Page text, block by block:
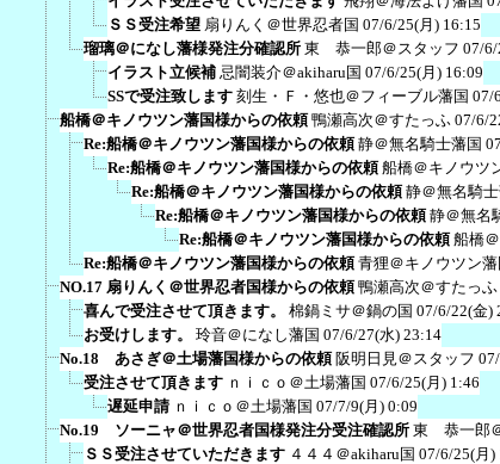
ＳＳ受注希望 扇りんく＠世界忍者国 07/6/25(月) 16:15
瑠璃＠になし藩様発注分確認所 東 恭一郎＠スタッフ 07/6/
イラスト立候補 忌闇装介＠akiharu国 07/6/25(月) 16:09
SSで受注致します 刻生・Ｆ・悠也＠フィーブル藩国 07/
船橋＠キノウツン藩国様からの依頼 鴨瀬高次＠すたっふ 07/6/
Re:船橋＠キノウツン藩国様からの依頼 静＠無名騎士藩国
Re:船橋＠キノウツン藩国様からの依頼 船橋＠キノウツ
Re:船橋＠キノウツン藩国様からの依頼 静＠無名騎
Re:船橋＠キノウツン藩国様からの依頼 静＠無名
Re:船橋＠キノウツン藩国様からの依頼 船橋
Re:船橋＠キノウツン藩国様からの依頼 青狸＠キノウツン藩
NO.17 扇りんく＠世界忍者国様からの依頼 鴨瀬高次＠すたっふ
喜んで受注させて頂きます。
棉鍋ミサ＠鍋の国 07/6/22(金)
お受けします。
玲音＠になし藩国 07/6/27(水) 23:14
No.18 あさぎ＠土場藩国様からの依頼 阪明日見＠スタッフ
受注させて頂きます ｎｉｃｏ＠土場藩国 07/6/25(月) 1:46
遅延申請 ｎｉｃｏ＠土場藩国 07/7/9(月) 0:09
No.19 ソーニャ＠世界忍者国様発注分受注確認所 東 恭一郎
ＳＳ受注させていただきます ４４４＠akiharu国 07/6/25(月)